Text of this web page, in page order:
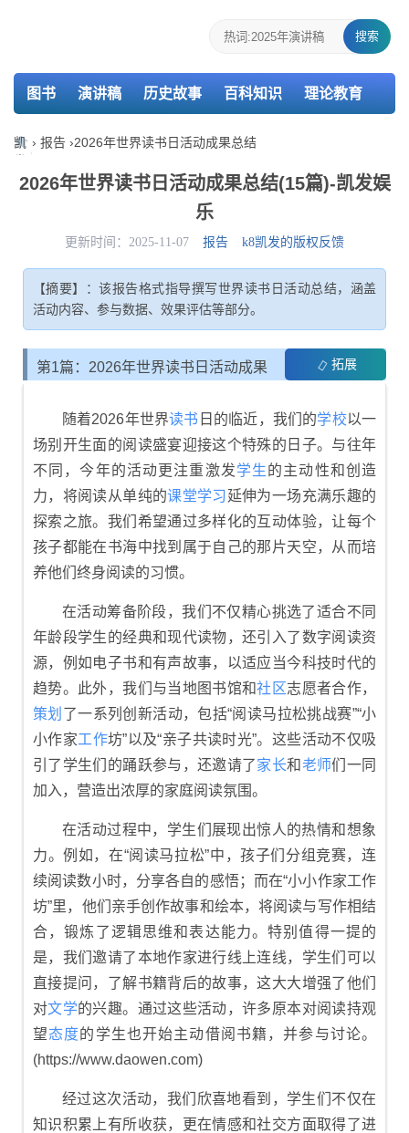
搜索
图书 演讲稿 历史故事 百科知识 理论教育
个人简历 报告 策划 教案
主持词 述职报告 活动总结 介绍信
凯
娱
› 报告 ›2026年世界读书日活动成果总结
2026年世界读书日活动成果总结(15篇)-凯发娱
乐
更新时间：2025-11-07 报告 k8凯发的版权反馈
【摘要】：该报告格式指导撰写世界读书日活动总结，涵盖
活动内容、参与数据、效果评估等部分。
第1篇：2026年世界读书日活动成果 拓展
随着2026年世界读书 日的临近，我们的学校以一
场别开生面的阅读盛宴迎接这个特殊的日子。与往年
不同，今年的活动更注重激发学生的主动性和创造
力，将阅读从单纯的课堂学习延伸为一场充满乐趣的
探索之旅。我们希望通过多样化的互动体验，让每个
孩子都能在书海中找到属于自己的那片天空，从而培
养他们终身阅读的习惯。
在活动筹备阶段，我们不仅精心挑选了适合不同
年龄段学生的经典和现代读物，还引入了数字阅读资
源，例如电子书和有声故事，以适应当今科技时代的
趋势。此外，我们与当地图书馆和社区志愿者合作，
策划 了一系列创新活动，包括“阅读马拉松挑战赛”“小
小作家工作坊”以及“亲子共读时光”。这些活动不仅吸
引了学生们的踊跃参与，还邀请了家长和老师们一同
加入，营造出浓厚的家庭阅读氛围。
在活动过程中，学生们展现出惊人的热情和想象
力。例如，在“阅读马拉松”中，孩子们分组竞赛，连
续阅读数小时，分享各自的感悟；而在“小小作家工作
坊”里，他们亲手创作故事和绘本，将阅读与写作相结
合，锻炼了逻辑思维和表达能力。特别值得一提的
是，我们邀请了本地作家进行线上连线，学生们可以
直接提问，了解书籍背后的故事，这大大增强了他们
对文学的兴趣。通过这些活动，许多原本对阅读持观
望态度的学生也开始主动借阅书籍，并参与讨论。
(https://www.daowen.com)
经过这次活动，我们欣喜地看到，学生们不仅在
知识积累上有所收获，更在情感和社交方面取得了进